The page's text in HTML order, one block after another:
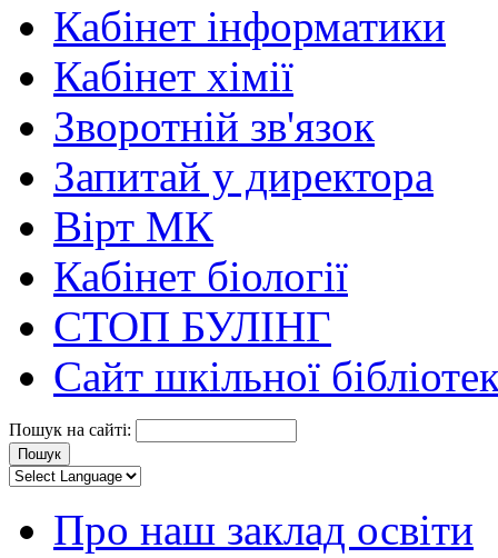
Кабінет інформатики
Кабінет хімії
Зворотній зв'язок
Запитай у директора
Вірт МК
Кабінет біології
СТОП БУЛІНГ
Сайт шкільної
Пошук на сайті:
Про наш заклад освіти